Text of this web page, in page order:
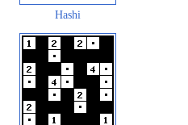
Hashi